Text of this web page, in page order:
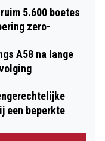
5.600 boetes
zero-
A58 na lange
een beperkte